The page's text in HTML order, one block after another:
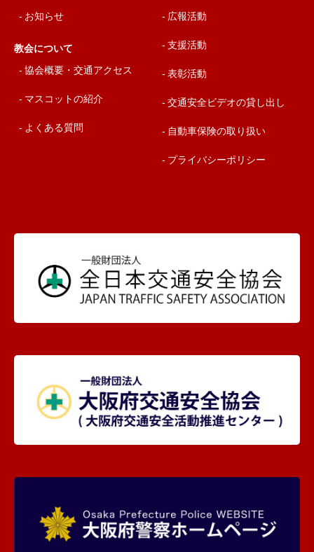
お知らせ
教会について
協会概要・交通アクセス
マスコットの紹介
よくある質問
広報活動
支援活動
表彰活動
交通安全ビデオの貸し出し
自動車保険の取り扱い
プライバシーポリシー